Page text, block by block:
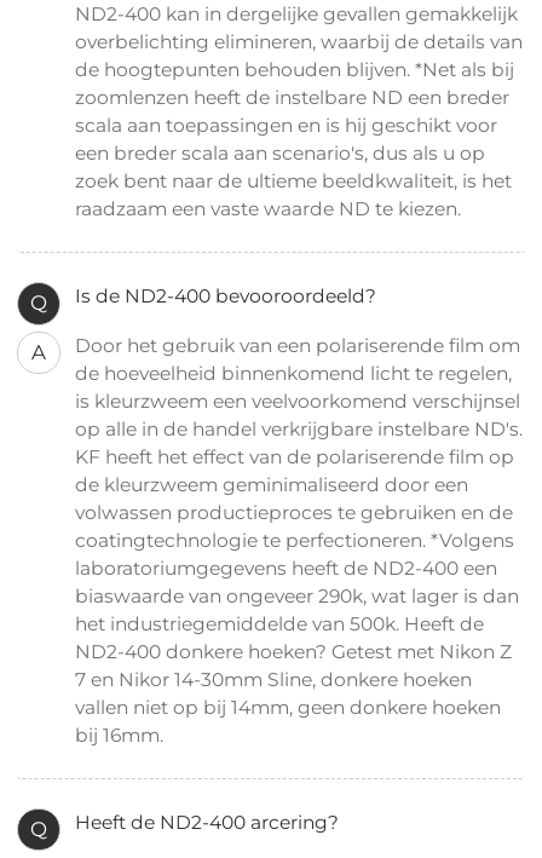
ND2-400 kan in dergelijke gevallen gemakkelijk
overbelichting elimineren, waarbij de details van
de hoogtepunten behouden blijven. *Net als bij
zoomlenzen heeft de instelbare ND een breder
scala aan toepassingen en is hij geschikt voor
een breder scala aan scenario's, dus als u op
zoek bent naar de ultieme beeldkwaliteit, is het
raadzaam een ​​vaste waarde ND te kiezen.
Q Is de ND2-400 bevooroordeeld?
A
Door het gebruik van een polariserende film om
de hoeveelheid binnenkomend licht te regelen,
is kleurzweem een ​​veelvoorkomend verschijnsel
op alle in de handel verkrijgbare instelbare ND's.
KF heeft het effect van de polariserende film op
de kleurzweem geminimaliseerd door een
volwassen productieproces te gebruiken en de
coatingtechnologie te perfectioneren. *Volgens
laboratoriumgegevens heeft de ND2-400 een
biaswaarde van ongeveer 290k, wat lager is dan
het industriegemiddelde van 500k. Heeft de
ND2-400 donkere hoeken? Getest met Nikon Z
7 en Nikor 14-30mm Sline, donkere hoeken
vallen niet op bij 14mm, geen donkere hoeken
bij 16mm.
Q Heeft de ND2-400 arcering?